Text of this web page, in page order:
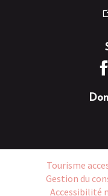
Tourisme
Gestion du
Accessibilité